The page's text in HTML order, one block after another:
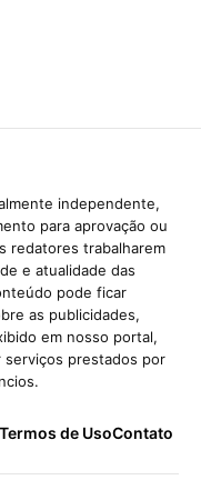
independente,
para aprovação ou
redatores trabalharem
e atualidade das
pode ficar
as publicidades,
em nosso portal,
serviços prestados por
Termos de UsoContato